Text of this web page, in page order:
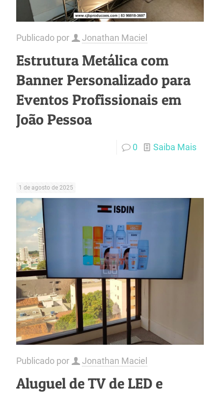
Publicado por Jonathan Maciel
Estrutura Metálica com
Banner Personalizado para
Eventos Profissionais em
João Pessoa
0 Saiba Mais
1 de agosto de 2025
Publicado por Jonathan Maciel
Aluguel de TV de LED e